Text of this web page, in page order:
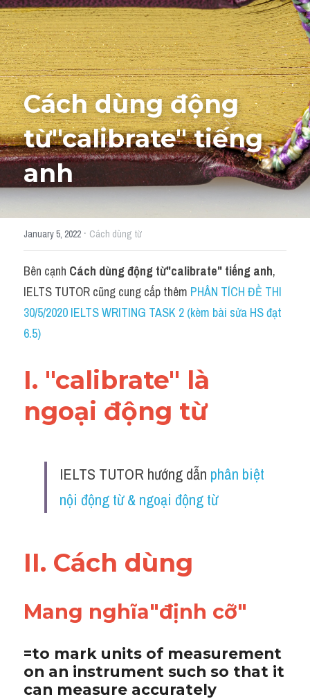
Học thử →
Cách dùng động
từ"calibrate" tiếng
anh
January 5, 2022 · Cách dùng từ
Bên cạnh Cách dùng động từ"calibrate" tiếng anh,
IELTS TUTOR cũng cung cấp thêm PHÂN TÍCH ĐỀ THI
30/5/2020 IELTS WRITING TASK 2 (kèm bài sửa HS đạt
6.5)
I. "calibrate" là
ngoại động từ
IELTS TUTOR hướng dẫn phân biệt
nội động từ & ngoại động từ
II. Cách dùng
Mang nghĩa"định cỡ"
=to mark units of measurement
on an instrument such so that it
can measure accurately